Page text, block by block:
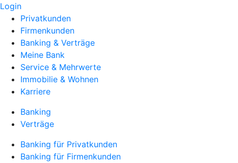
Login
Privatkunden
Firmenkunden
Banking & Verträge
Meine Bank
Service & Mehrwerte
Immobilie & Wohnen
Karriere
Banking
Verträge
Banking für Privatkunden
Banking für Firmenkunden